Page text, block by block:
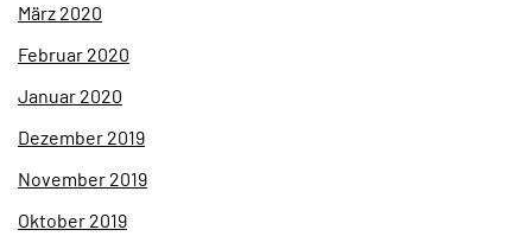
März 2020
Februar 2020
Januar 2020
Dezember 2019
November 2019
Oktober 2019